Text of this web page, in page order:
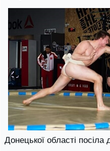
Донецької області посіла